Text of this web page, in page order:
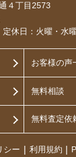
４丁目2573
定休日：火曜・水
お客様の声
無料相談
無料査定依
シー 利用規約